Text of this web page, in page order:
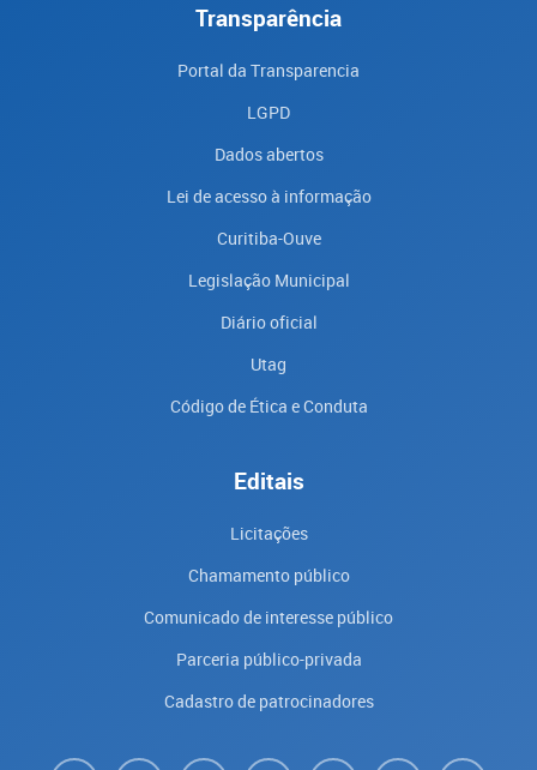
Transparência
Portal da Transparencia
LGPD
Dados abertos
Lei de acesso à informação
Curitiba-Ouve
Legislação Municipal
Diário oficial
Utag
Código de Ética e Conduta
Editais
Licitações
Chamamento público
Comunicado de interesse público
Parceria público-privada
Cadastro de patrocinadores